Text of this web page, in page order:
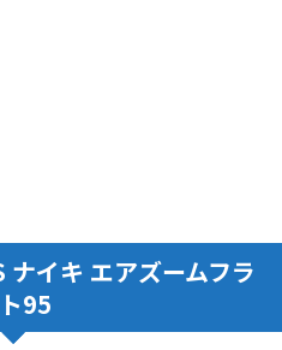
イキ エアズームフラ
95